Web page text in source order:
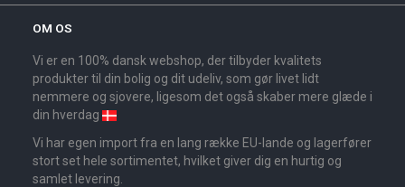
OM OS
Vi er en 100% dansk webshop, der tilbyder kvalitets
produkter til din bolig og dit udeliv, som gør livet lidt
nemmere og sjovere, ligesom det også skaber mere glæde i
din hverdag
Vi har egen import fra en lang række EU-lande og lagerfører
stort set hele sortimentet, hvilket giver dig en hurtig og
samlet levering.